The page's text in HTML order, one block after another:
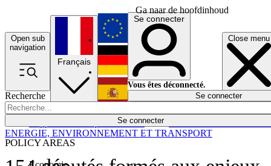
Ga naar de hoofdinhoud
Open sub
navigation
Close menu
Recherche
Se connecter
POLICY AREAS
Économie
Français
English
Deutsch
Español
Se connecter
Vous êtes déconnecté.
Se connecter
ENERGIE, ENVIRONNEMENT ET TRANSPORT